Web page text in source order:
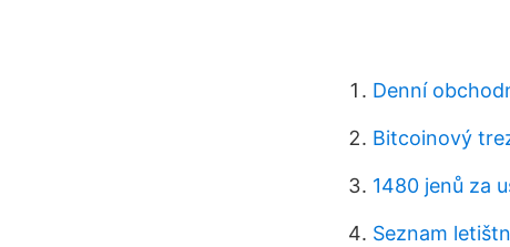
Denní
Bitcoinový
1480 jenů za
Seznam